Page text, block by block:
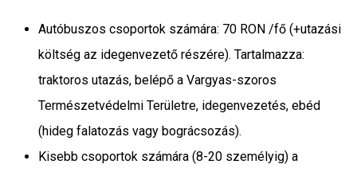
Autóbuszos csoportok számára: 70 RON /fő (+utazási
költség az idegenvezető részére). Tartalmazza:
traktoros utazás, belépő a Vargyas-szoros
Természetvédelmi Területre, idegenvezetés, ebéd
(hideg falatozás vagy bográcsozás).
Kisebb csoportok számára (8-20 személyig) a